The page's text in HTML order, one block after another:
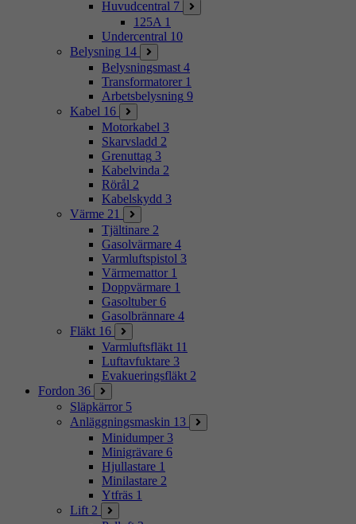
Huvudcentral 7
125A 1
Undercentral 10
Belysning 14
Belysningsmast 4
Transformatorer 1
Arbetsbelysning 9
Kabel 16
Motorkabel 3
Skarvsladd 2
Grenuttag 3
Kabelvinda 2
Rörål 2
Kabelskydd 3
Värme 21
Tjältinare 2
Gasolvärmare 4
Varmluftspistol 3
Värmemattor 1
Doppvärmare 1
Gasoltuber 6
Gasolbrännare 4
Fläkt 16
Varmluftsfläkt 11
Luftavfuktare 3
Evakueringsfläkt 2
Fordon 36
Släpkärror 5
Anläggningsmaskin 13
Minidumper 3
Minigrävare 6
Hjullastare 1
Minilastare 2
Ytfräs 1
Lift 2